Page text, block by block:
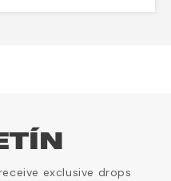
exclusive drops